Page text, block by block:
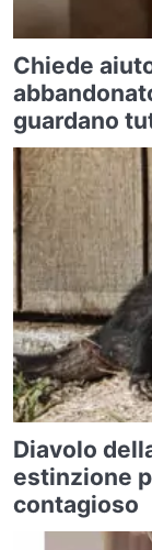
Chiede
guardano
Diavolo
estinzione
contagioso